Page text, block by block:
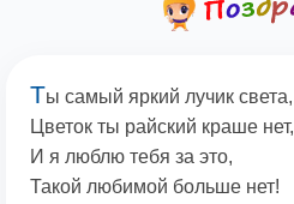
Ты самый яркий лучик света,
Цветок ты райский краше нет,
И я люблю тебя за это,
Такой любимой больше нет!